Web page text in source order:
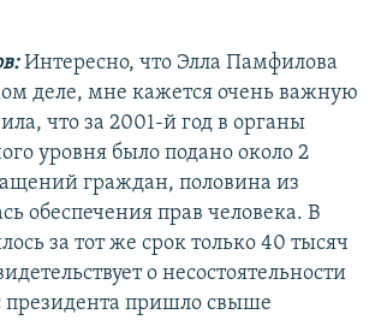
Интересно, что Элла Памфилова
деле, мне кажется очень важную
что за 2001-й год в органы
уровня было подано около 2
граждан, половина из
обеспечения прав человека. В
за тот же срок только 40 тысяч
о несостоятельности
президента пришло свыше